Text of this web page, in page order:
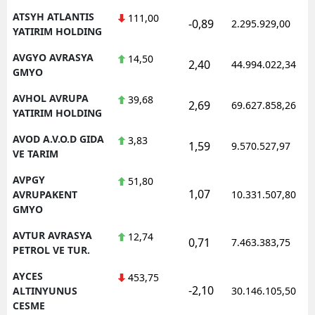
ATSYH ATLANTIS
YATIRIM HOLDING
111,00 -0,89 2.295.929,00
AVGYO AVRASYA
GMYO
14,50 2,40 44.994.022,34
AVHOL AVRUPA
YATIRIM HOLDING
39,68 2,69 69.627.858,26
AVOD A.V.O.D GIDA
VE TARIM
3,83 1,59 9.570.527,97
AVPGY
AVRUPAKENT
GMYO
51,80
1,07 10.331.507,80
AVTUR AVRASYA
PETROL VE TUR.
12,74 0,71 7.463.383,75
AYCES
ALTINYUNUS
CESME
453,75
-2,10 30.146.105,50